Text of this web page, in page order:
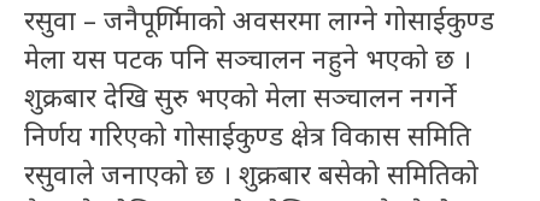
रसुवा – जनैपूर्णिमाको अवसरमा लाग्ने गोसाईकुण्ड
मेला यस पटक पनि सञ्चालन नहुने भएको छ ।
शुक्रबार देखि सुरु भएको मेला सञ्चालन नगर्ने
निर्णय गरिएको गोसाईकुण्ड क्षेत्र विकास समिति
रसुवाले जनाएको छ । शुक्रबार बसेको समितिको